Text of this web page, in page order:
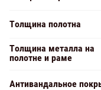
Толщина полотна
Толщина металла на
полотне и раме
Антивандальное